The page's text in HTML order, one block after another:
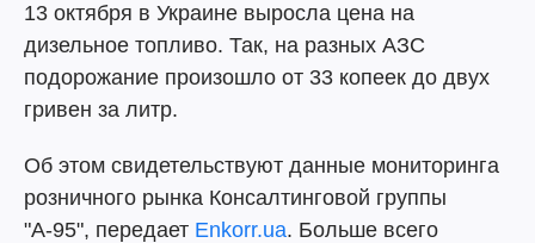
13 октября в Украине выросла цена на
дизельное топливо. Так, на разных АЗС
подорожание произошло от 33 копеек до двух
гривен за литр.
Об этом свидетельствуют данные мониторинга
розничного рынка Консалтинговой группы
"А-95", передает Enkorr.ua. Больше всего